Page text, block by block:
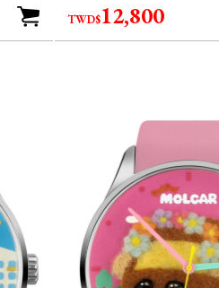
TWD$12,800